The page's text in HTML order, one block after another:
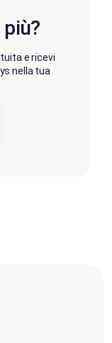
e ricevi
nella tua